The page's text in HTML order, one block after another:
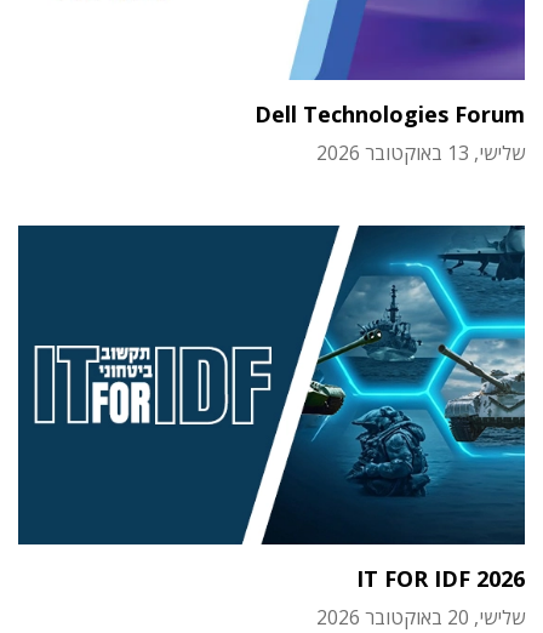
Dell Technologies Forum
שלישי, 13 באוקטובר 2026
IT FOR IDF 2026
שלישי, 20 באוקטובר 2026